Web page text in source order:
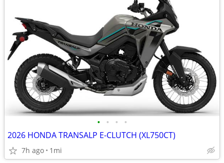
• • • •
2026 HONDA TRANSALP E-CLUTCH (XL750CT)
7h ago 1mi